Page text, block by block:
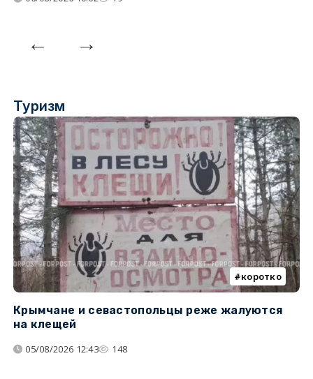
Туризм
коротко
Крымчане и севастопольцы реже жалуются
на клещей
05/08/2026 12:43 148